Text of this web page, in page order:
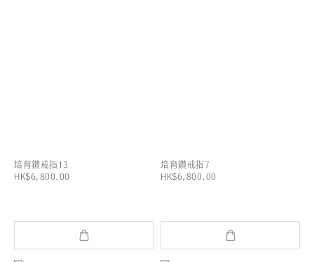
培育鑽戒指13
HK$6,800.00
培育鑽戒指7
HK$6,800.00